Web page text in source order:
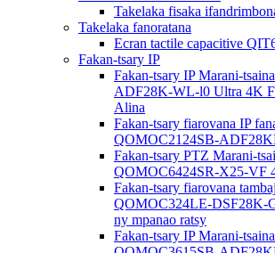
Takelaka fisaka
Takelaka fanoratana
Ecran tactile capacitive
Fakan-tsary IP
Fakan-tsary IP Marani-
ADF28K-WL-l0 ​​Ultra 4K
Alina
Fakan-tsary fiarovana IP
QOMOC2124SB-
Fakan-tsary PTZ Marani-
QOMOC6424SR-X25-VF
Fakan-tsary fiarovana
QOMOC324LE-DSF28K-
ny mpanao ratsy
Fakan-tsary IP Marani-